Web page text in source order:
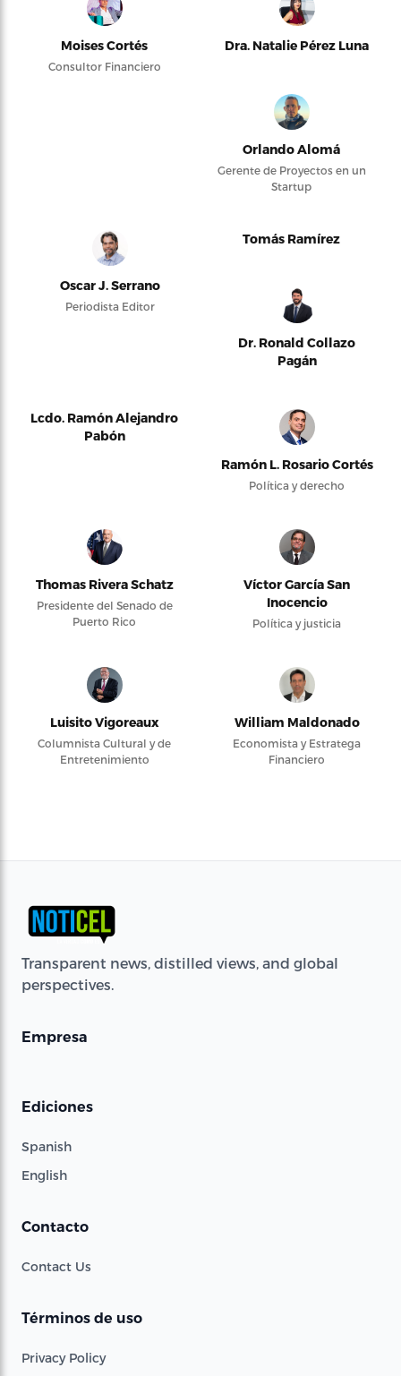
Moises Cortés
Consultor Financiero
Dra. Natalie Pérez Luna
Orlando Alomá
Gerente de Proyectos en un
Startup
Oscar J. Serrano
Periodista Editor
Tomás Ramírez
Dr. Ronald Collazo
Pagán
Lcdo. Ramón Alejandro
Pabón
Ramón L. Rosario Cortés
Política y derecho
Thomas Rivera Schatz
Presidente del Senado de
Puerto Rico
Víctor García San
Inocencio
Política y justicia
Luisito Vigoreaux
Columnista Cultural y de
Entretenimiento
William Maldonado
Economista y Estratega
Financiero
Transparent news, distilled views, and global
perspectives.
Empresa
Ediciones
Spanish
English
Contacto
Contact Us
Términos de uso
Privacy Policy